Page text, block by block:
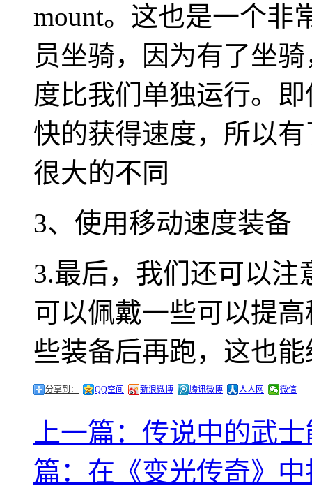
mount。这也是一个非
员坐骑，因为有了坐
度比我们单独运行。
快的获得速度，所以
很大的不同
3、使用移动速度装备
3.最后，我们还可以
可以佩戴一些可以提
些装备后再跑，这也
分享到： QQ空间 新浪微博 腾讯微博 人人网 微信
上一篇：传说中的武
篇：在《变光传奇》